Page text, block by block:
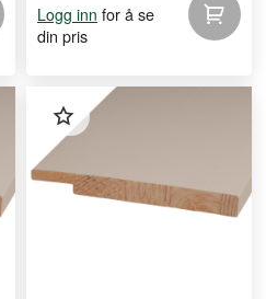
Logg inn for å se
din pris